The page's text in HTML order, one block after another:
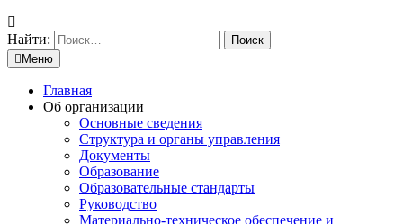
Найти:
Меню
Главная
Об организации
Основные сведения
Структура и органы управления
Документы
Образование
Образовательные стандарты
Руководство
Материально-техническое обеспечение и